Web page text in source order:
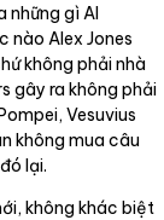
những gì AI
nào Alex Jones
không phải nhà
gây ra không phải
Vesuvius
không mua câu
lại.
không khác biệt